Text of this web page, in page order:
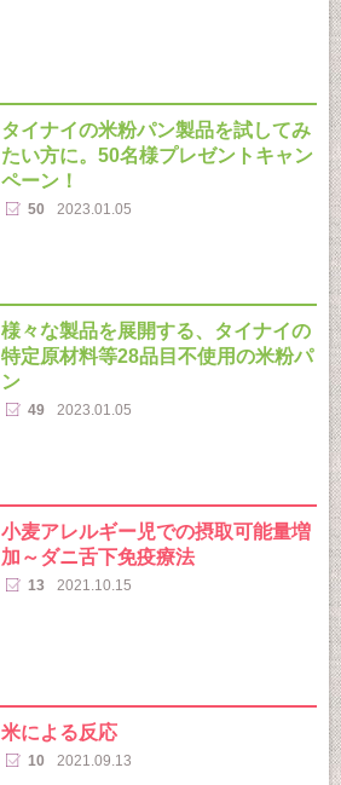
タイナイの米粉パン製品を試してみ
たい方に。50名様プレゼントキャン
ペーン！
50 2023.01.05
様々な製品を展開する、タイナイの
特定原材料等28品目不使用の米粉パ
ン
49 2023.01.05
小麦アレルギー児での摂取可能量増
加～ダニ舌下免疫療法
13 2021.10.15
米による反応
10 2021.09.13